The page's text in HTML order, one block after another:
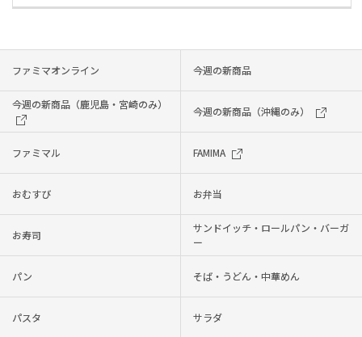
ファミマオンライン 今週の新商品
今週の新商品（鹿児島・宮崎のみ）
今週の新商品（沖縄のみ）
ファミマル FAMIMA
おむすび お弁当
お寿司
サンドイッチ・ロールパン・バーガ
ー
パン そば・うどん・中華めん
パスタ サラダ